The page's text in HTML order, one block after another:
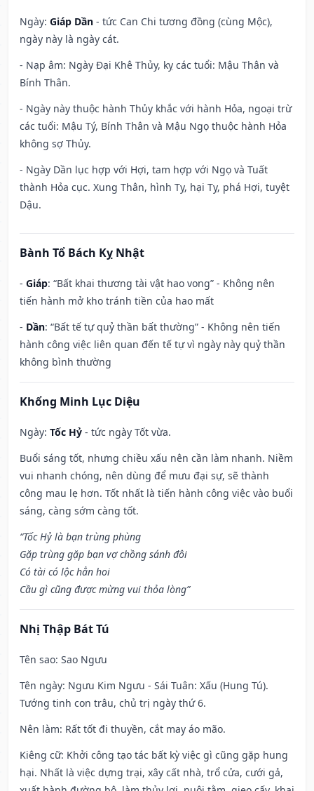
Ngày: Giáp Dần - tức Can Chi tương đồng (cùng Mộc),
ngày này là ngày cát.
- Nạp âm: Ngày Đại Khê Thủy, kỵ các tuổi: Mậu Thân và
Bính Thân.
- Ngày này thuộc hành Thủy khắc với hành Hỏa, ngoại trừ
các tuổi: Mậu Tý, Bính Thân và Mậu Ngọ thuộc hành Hỏa
không sợ Thủy.
- Ngày Dần lục hợp với Hợi, tam hợp với Ngọ và Tuất
thành Hỏa cục. Xung Thân, hình Tỵ, hại Tỵ, phá Hợi, tuyệt
Dậu.
Bành Tổ Bách Kỵ Nhật
- Giáp: “Bất khai thương tài vật hao vong” - Không nên
tiến hành mở kho tránh tiền của hao mất
- Dần: “Bất tế tự quỷ thần bất thường” - Không nên tiến
hành công việc liên quan đến tế tự vì ngày này quỷ thần
không bình thường
Khổng Minh Lục Diệu
Ngày: Tốc Hỷ - tức ngày Tốt vừa.
Buổi sáng tốt, nhưng chiều xấu nên cần làm nhanh. Niềm
vui nhanh chóng, nên dùng để mưu đại sự, sẽ thành
công mau lẹ hơn. Tốt nhất là tiến hành công việc vào buổi
sáng, càng sớm càng tốt.
“Tốc Hỷ là bạn trùng phùng
Gặp trùng gặp bạn vợ chồng sánh đôi
Có tài có lộc hẳn hoi
Cầu gì cũng được mừng vui thỏa lòng”
Nhị Thập Bát Tú
Tên sao: Sao Ngưu
Tên ngày: Ngưu Kim Ngưu - Sái Tuân: Xấu (Hung Tú).
Tướng tinh con trâu, chủ trị ngày thứ 6.
Nên làm: Rất tốt đi thuyền, cắt may áo mão.
Kiêng cữ: Khởi công tạo tác bất kỳ việc gì cũng gặp hung
hại. Nhất là việc dựng trại, xây cất nhà, trổ cửa, cưới gả,